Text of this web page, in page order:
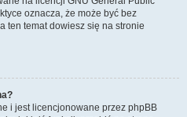
oznacza, że może być bez
ten temat dowiesz się na stronie
i jest licencjonowane przez phpBB